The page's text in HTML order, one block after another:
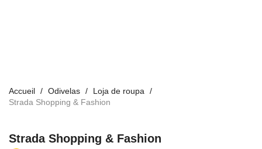
Accueil Odivelas
Loja de roupa
Strada Shopping & Fashion
Strada Shopping & Fashion